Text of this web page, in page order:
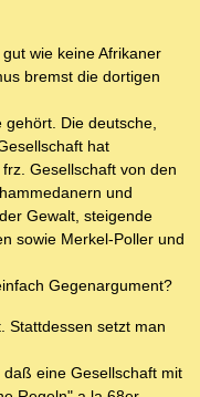
wie keine Afrikaner
bremst die dortigen
gehört. Die deutsche,
hat
Gesellschaft von den
und
Gewalt, steigende
sowie Merkel-Poller und
Gegenargument?
Stattdessen setzt man
eine Gesellschaft mit